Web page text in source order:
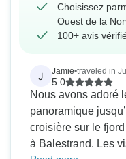
Choisissez
Ouest de la
100+ avis
J Jamie•traveled in
5.0
Nous avons adoré
panoramique
croisière sur le
à Balestrand. Les